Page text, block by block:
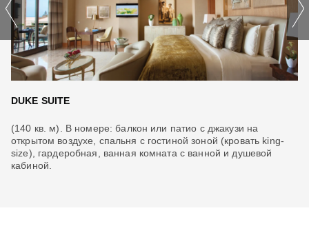
DUKE SUITE
(140 кв. м). В номере: балкон или патио с джакузи на
открытом воздухе, спальня с гостиной зоной (кровать king-
size), гардеробная, ванная комната с ванной и душевой
кабиной.